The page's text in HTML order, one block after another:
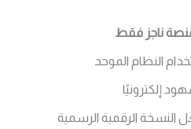
ناجز فقط
النظام الموحد
إلكترونيًا
النسخة الرقمية الرسمية